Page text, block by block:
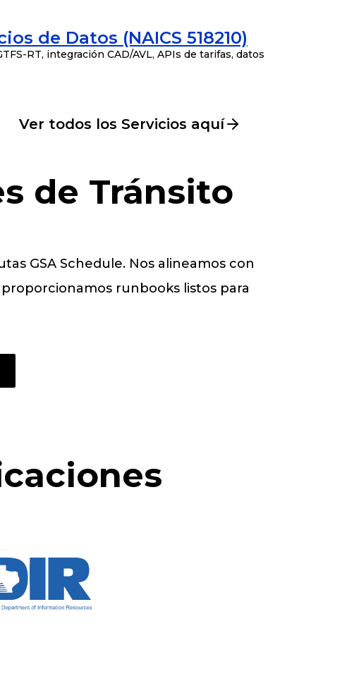
de Datos (NAICS 518210)
RT, integración CAD/AVL, APIs de tarifas, datos
Ver todos los Servicios aquí
de Tránsito
GSA Schedule. Nos alineamos con
runbooks listos para